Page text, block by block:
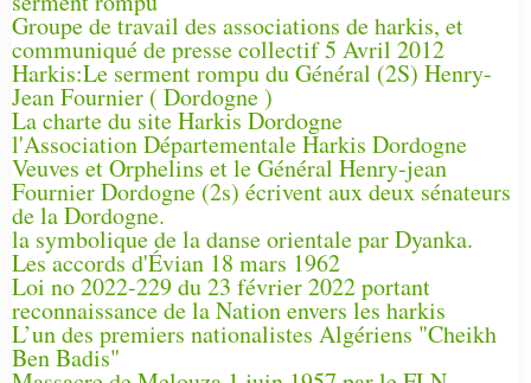
Groupe de travail des associations de harkis, et
communiqué de presse collectif 5 Avril 2012
Harkis:Le serment rompu du Général (2S) Henry-
Jean Fournier ( Dordogne )
La charte du site Harkis Dordogne
l'Association Départementale Harkis Dordogne
Veuves et Orphelins et le Général Henry-jean
Fournier Dordogne (2s) écrivent aux deux sénateurs
de la Dordogne.
la symbolique de la danse orientale par Dyanka.
Les accords d'Évian 18 mars 1962
Loi no 2022-229 du 23 février 2022 portant
reconnaissance de la Nation envers les harkis
L’un des premiers nationalistes Algériens "Cheikh
Ben Badis"